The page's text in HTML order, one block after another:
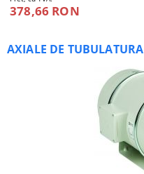
378,66 RON
AXIALE DE TUBULATURA